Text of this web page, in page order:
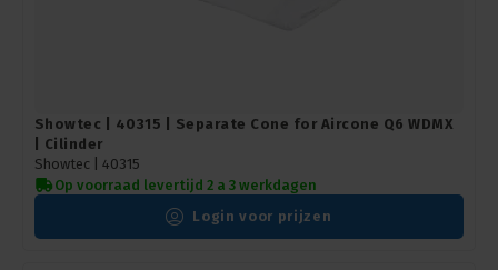
Showtec | 40315 | Separate Cone for Aircone Q6 WDMX
| Cilinder
Showtec | 40315
Op voorraad levertijd 2 a 3 werkdagen
Login voor prijzen